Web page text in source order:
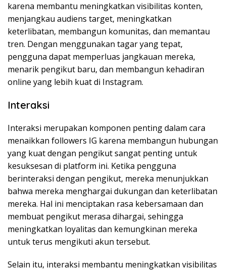
karena membantu meningkatkan visibilitas konten,
menjangkau audiens target, meningkatkan
keterlibatan, membangun komunitas, dan memantau
tren. Dengan menggunakan tagar yang tepat,
pengguna dapat memperluas jangkauan mereka,
menarik pengikut baru, dan membangun kehadiran
online yang lebih kuat di Instagram.
Interaksi
Interaksi merupakan komponen penting dalam cara
menaikkan followers IG karena membangun hubungan
yang kuat dengan pengikut sangat penting untuk
kesuksesan di platform ini. Ketika pengguna
berinteraksi dengan pengikut, mereka menunjukkan
bahwa mereka menghargai dukungan dan keterlibatan
mereka. Hal ini menciptakan rasa kebersamaan dan
membuat pengikut merasa dihargai, sehingga
meningkatkan loyalitas dan kemungkinan mereka
untuk terus mengikuti akun tersebut.
Selain itu, interaksi membantu meningkatkan visibilitas